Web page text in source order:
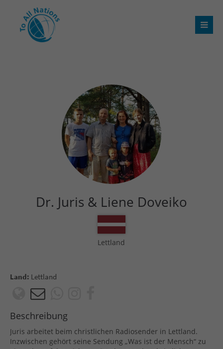
Dr. Juris & Liene Doveiko
Lettland
Land: Lettland
Beschreibung
Juris arbeitet beim christlichen Radiosender in Lettland.
Inzwischen gehört seine Sendung „Was ist der Mensch“ zu